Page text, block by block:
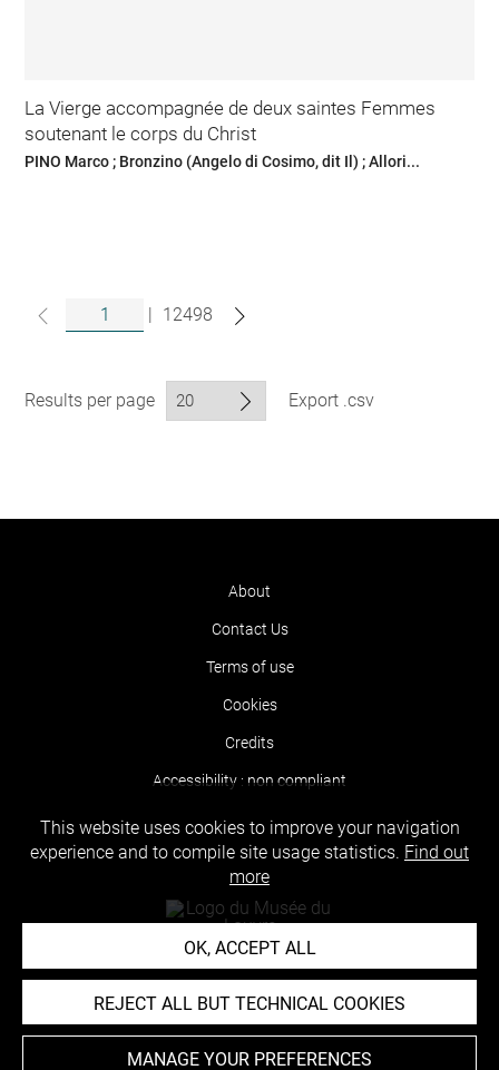
La Vierge accompagnée de deux saintes Femmes
soutenant le corps du Christ
PINO Marco ; Bronzino (Angelo di Cosimo, dit Il) ; Allori...
| 12498
Results per page Export .csv
About
Contact Us
Terms of use
Cookies
Credits
Accessibility : non compliant
This website uses cookies to improve your navigation
experience and to compile site usage statistics. Find out
more
OK, ACCEPT ALL
REJECT ALL BUT TECHNICAL COOKIES
MANAGE YOUR PREFERENCES